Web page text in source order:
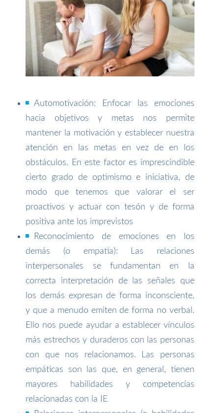
Automotivación: Enfocar las emociones
hacia objetivos y metas nos permite
mantener la motivación y establecer nuestra
atención en las metas en vez de en los
obstáculos. En este factor es imprescindible
cierto grado de optimismo e iniciativa, de
modo que tenemos que valorar el ser
proactivos y actuar con tesón y de forma
positiva ante los imprevistos
Reconocimiento de emociones en los
demás (o empatía): Las relaciones
interpersonales se fundamentan en la
correcta interpretación de las señales que
los demás expresan de forma inconsciente,
y que a menudo emiten de forma no verbal.
Ello nos puede ayudar a establecer vínculos
más estrechos y duraderos con las personas
con que nos relacionamos. Las personas
empáticas son las que, en general, tienen
mayores habilidades y competencias
relacionadas con la IE